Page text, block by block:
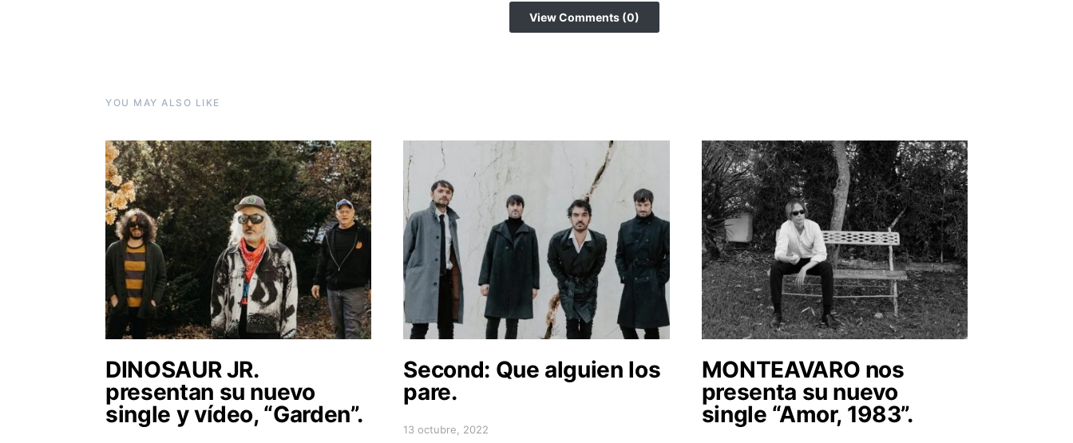
View Comments (0)
YOU MAY ALSO LIKE
DINOSAUR JR.
presentan su nuevo
single y vídeo, “Garden”.
Second: Que alguien los
pare.
Posted on
13 octubre, 2022
MONTEAVARO nos
presenta su nuevo
single “Amor, 1983”.